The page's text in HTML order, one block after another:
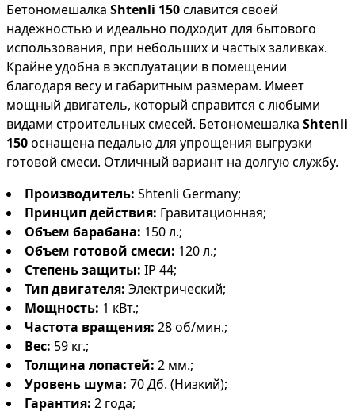
Бетономешалка Shtenli 150славится своей
надежностью и идеально подходит для бытового
использования, при небольших и частых заливках.
Крайне удобна в эксплуатации в помещении
благодаря весу и габаритным размерам. Имеет
мощный двигатель, который справится с любыми
видами строительных смесей. Бетономешалка Shtenli
150оснащена педалью для упрощения выгрузки
готовой смеси. Отличный вариант на долгую службу.
Производитель: Shtenli Germany;
Принцип действия: Гравитационная;
Объем барабана: 150 л.;
Объем готовой смеси: 120 л.;
Степень защиты: IP 44;
Тип двигателя: Электрический;
Мощность: 1 кВт.;
Частота вращения: 28 об/мин.;
Вес: 59 кг.;
Толщина лопастей: 2 мм.;
Уровень шума: 70 Дб. (Низкий);
Гарантия: 2 года;